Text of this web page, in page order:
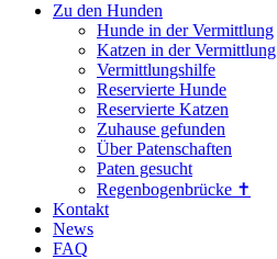
Zu den Hunden
Hunde in der Vermittlung
Katzen in der Vermittlung
Vermittlungshilfe
Reservierte Hunde
Reservierte Katzen
Zuhause gefunden
Über Patenschaften
Paten gesucht
Regenbogenbrücke ✝
Kontakt
News
FAQ